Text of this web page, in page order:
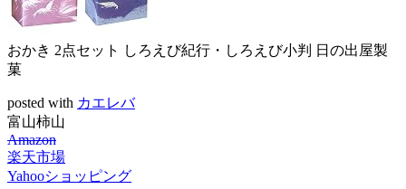
おかき 2点セット しろえび紀行・しろえび小判 日の出屋製
菓
posted with カエレバ
富山柿山
Amazon
楽天市場
Yahooショッピング